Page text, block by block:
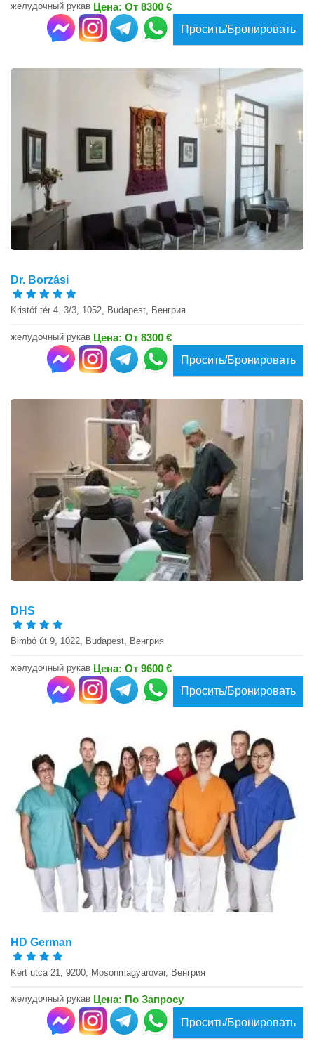
желудочный рукав Цена: От 8300 €
Просить/Бронировать
Dr. Borzási
Kristóf tér 4. 3/3, 1052, Budapest, Венгрия
желудочный рукав Цена: От 8300 €
Просить/Бронировать
DHS
Bimbó út 9, 1022, Budapest, Венгрия
желудочный рукав Цена: От 9600 €
Просить/Бронировать
HD German
Kert utca 21, 9200, Mosonmagyarovar, Венгрия
желудочный рукав Цена: По Запросу
Просить/Бронировать